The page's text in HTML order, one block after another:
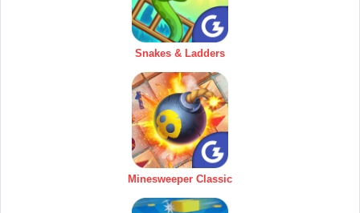
Snakes & Ladders
Minesweeper Classic